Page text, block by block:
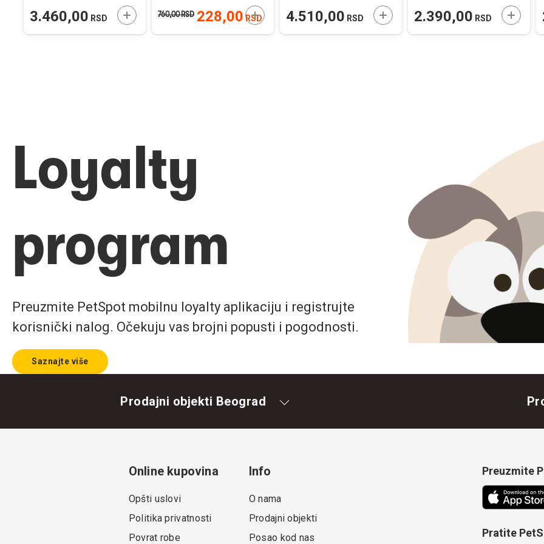
U KORPU
3.460,00 RSD DODAJTE U KORPU228,00 RSD
760,00RSD DODAJTE U KORPU
4.510,00 RSD DODAJTE U KORPU
2.390,00 RSD
Loyalty
program
Preuzmite PetSpot mobilnu loyalty aplikaciju i registrujte
korisnički nalog. Očekuju vas brojni popusti i pogodnosti.
Saznajte više
Prodajni objekti Beograd
Online kupovina
Opšti uslovi
Politika privatnosti
Povrat robe
Info
O nama
Prodajni objekti
Posao kod nas
Preuzmite
Pratite